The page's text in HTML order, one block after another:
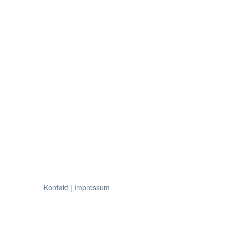
Kontakt | Impressum